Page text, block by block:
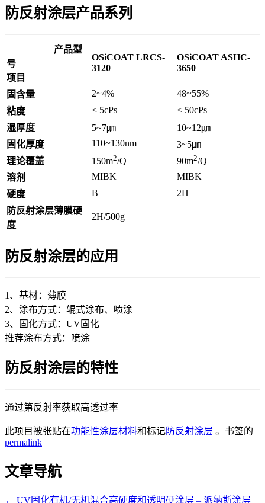
防反射涂层产品系列
产品型
号
项目
OSiCOAT LRCS-
3120
OSiCOAT ASHC-
3650
固含量 2~4%
48~55%
粘度
< 5cPs
< 50cPs
湿厚度
5~7㎛
10~12㎛
固化厚度
110~130nm
3~5㎛
理论覆盖
150m2/Q 90m2/Q
溶剂
MIBK
MIBK
硬度
B
2H
防反射涂层薄膜硬
度
2H/500g
防反射涂层的应用
1、基材：薄膜
2、涂布方式：辊式涂布、喷涂
3、固化方式：UV固化
推荐涂布方式：喷涂
防反射涂层的特性
通过第反射率获取高透过率
此项目被张贴在功能性涂层材料和标记防反射涂层 。书签的
permalink
文章导航
← UV固化有机/无机混合高硬度和透明硬涂层 – 派纳斯涂层